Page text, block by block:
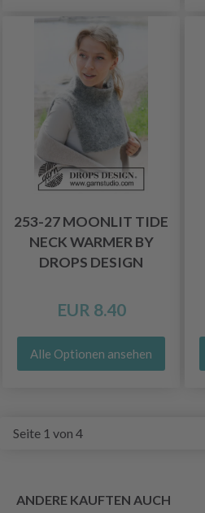
253-27 MOONLIT TIDE
NECK WARMER BY
DROPS DESIGN
EUR 8.40
Alle Optionen ansehen
Seite 1 von 4
ANDERE KAUFTEN AUCH